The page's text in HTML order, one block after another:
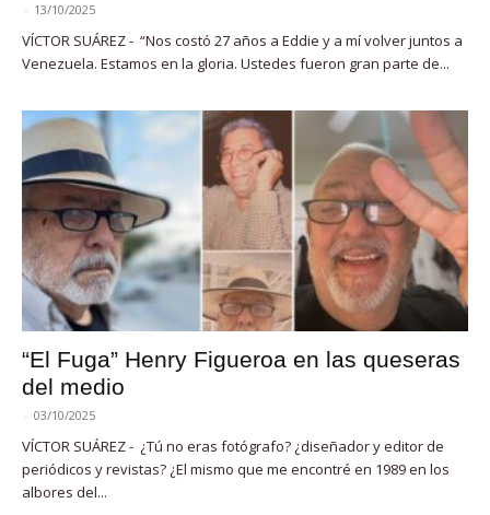
- 13/10/2025
VÍCTOR SUÁREZ - “Nos costó 27 años a Eddie y a mí volver juntos a
Venezuela. Estamos en la gloria. Ustedes fueron gran parte de...
“El Fuga” Henry Figueroa en las queseras
del medio
- 03/10/2025
VÍCTOR SUÁREZ - ¿Tú no eras fotógrafo? ¿diseñador y editor de
periódicos y revistas? ¿El mismo que me encontré en 1989 en los
albores del...